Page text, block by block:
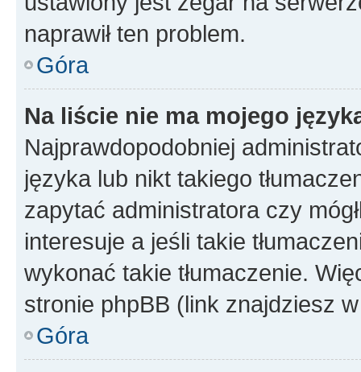
naprawił ten problem.
Góra
Na liście nie ma mojego
Najprawdopodobniej
języka lub nikt takiego
zapytać administratora czy
interesuje a jeśli takie
wykonać takie tłumaczenie.
stronie phpBB (link znajdziesz
Góra